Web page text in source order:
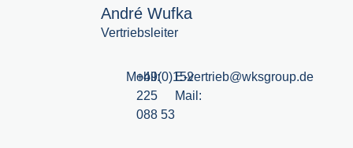
André Wufka
Vertriebsleiter
Mobil:
+49(0)152
225
088 53
E-
Mail:
vertrieb@wksgroup.de